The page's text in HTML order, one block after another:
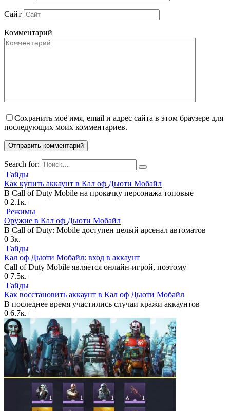
Сайт
Комментарий
Сохранить моё имя, email и адрес сайта в этом браузере для
последующих моих комментариев.
Search for:
Гайды
Как купить аккаунт в Кал оф Дьюти Мобайл
В Call of Duty Mobile на прокачку персонажа топовые
0 2.1к.
Режимы
Оружие в Кал оф Дьюти Мобайл
В Call of Duty: Mobile доступен целый арсенал автоматов
0 3к.
Гайды
Кал оф Дьюти Мобайл: вход в аккаунт
Call of Duty Mobile является онлайн-игрой, поэтому
0 7.5к.
Гайды
Как восстановить аккаунт в Кал оф Дьюти Мобайл
В последнее время участились случаи кражи аккаунтов
0 6.7к.